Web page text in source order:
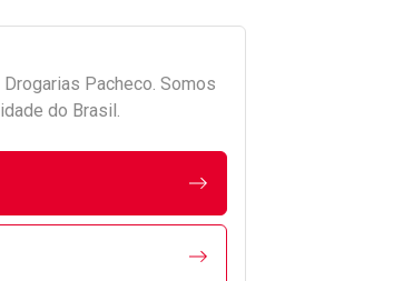
Drogarias Pacheco. Somos
do Brasil.